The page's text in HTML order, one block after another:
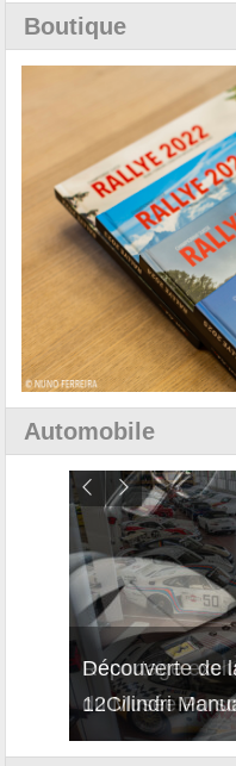
Boutique
Automobile
Découverte de
12Cilindri